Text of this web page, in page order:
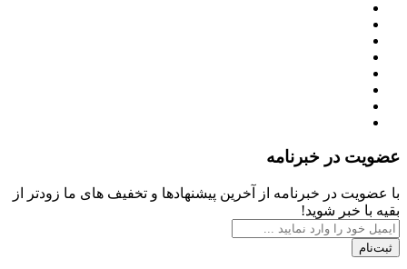
عضویت در خبرنامه
با عضویت در خبرنامه از آخرین پیشنهادها و تخفیف های ما زودتر از
بقیه با خبر شوید!
ثبت‌نام